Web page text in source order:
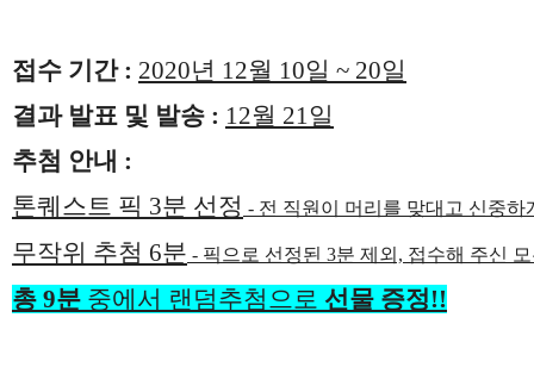
접수 기간 : 2020년 12월 10일 ~ 20일
결과 발표 및 발송 : 12월 21일
추첨 안내 :
톤퀘스트 픽 3분 선정 - 전 직원이 머리를 맞대고 신중하
무작위 추첨 6분 - 픽으로 선정된 3분 제외, 접수해 주신
총 9분 중에서 랜덤추첨으로 선물 증정!!